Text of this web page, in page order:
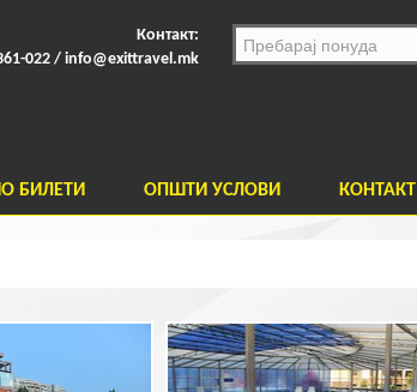
Контакт:
022 / info@exittravel.mk
БИЛЕТИ ОПШТИ УСЛОВИ КОНТАКТ